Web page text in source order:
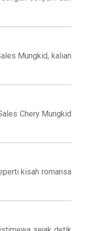
Mungkid, kalian
Chery Mungkid
kisah romansa